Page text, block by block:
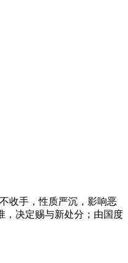
收手，性质严沉，影响恶
，决定赐与新处分；由国度